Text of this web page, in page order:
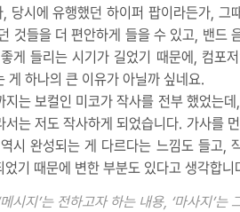
당시에 유행했던 하이퍼 팝이라든가, 그
것들을 더 편안하게 들을 수 있고, 밴드
게 들리는 시기가 길었기 때문에, 컴포
게 하나의 큰 이유가 아닐까 싶네요.
지는 보컬인 미코가 작사를 전부 했었는데
서는 저도 작사하게 되었습니다. 가사를
시 완성되는 게 다르다는 느낌도 들고,
기 때문에 변한 부분도 있다고 생각합니
시지’는 전하고자 하는 내용, ‘마사지’는